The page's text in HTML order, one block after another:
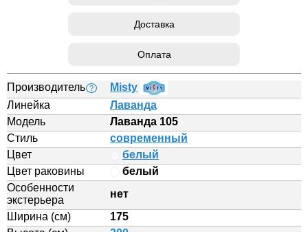
Доставка
Оплата
Производитель ?
Misty
Линейка
Лаванда
Модель
Лаванда 105
Стиль
современный
Цвет
белый
Цвет раковины
белый
Особенности
экстерьера
нет
Ширина (см)
175